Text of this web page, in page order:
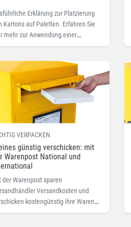
Erklärung zur Platzierung
Kartons auf Paletten. Erfahren Sie
mehr zur Anwendung einer
Formel.
VERPACKEN
günstig verschicken: mit
Warenpost National und
der Warenpost sparen
Versandkosten und
kostengünstig ihre Waren
Güter.